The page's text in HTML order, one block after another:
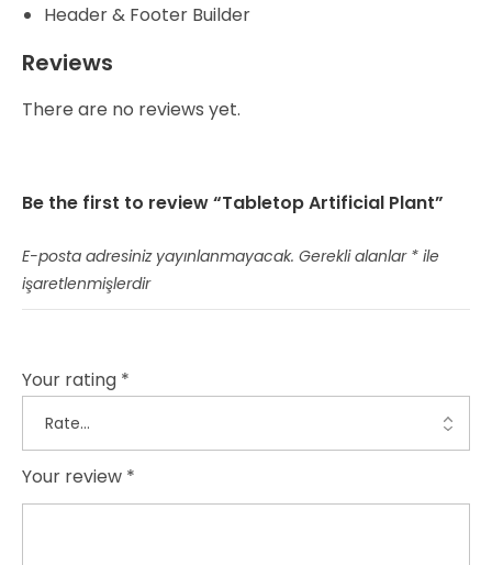
Header & Footer Builder
Reviews
There are no reviews yet.
Be the first to review “Tabletop Artificial Plant”
E-posta adresiniz yayınlanmayacak. Gerekli alanlar * ile
işaretlenmişlerdir
Your rating *
Your review *